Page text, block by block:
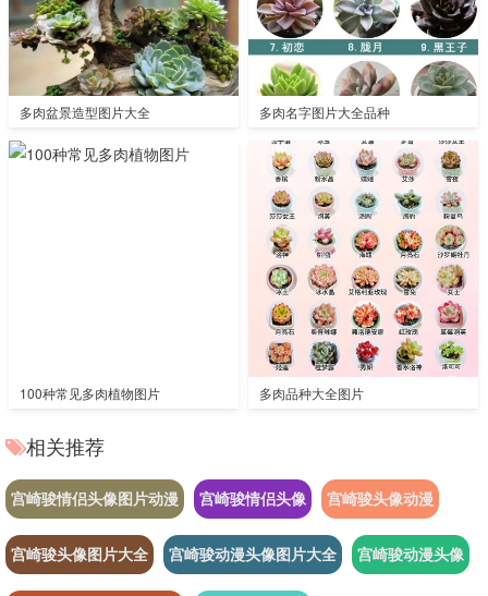
多肉盆景造型图片大全 多肉名字图片大全品种
100种常见多肉植物图片 多肉品种大全图片
相关推荐
宫崎骏情侣头像图片动漫 宫崎骏情侣头像 宫崎骏头像动漫
宫崎骏头像图片大全 宫崎骏动漫头像图片大全 宫崎骏动漫头像